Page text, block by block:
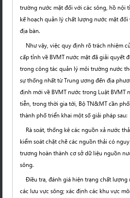
trường nước mặt đối với các sông, hồ nội
kế hoạch quản lý chất lượng nước mặt
địa bàn.
Như vậy, việc quy định rõ trách nhiệm
cấp tỉnh về BVMT nước mặt đã giải quyết
trong công tác quản lý môi trường nước
sự thống nhất từ Trung ương đến địa
định mới về BVMT nước trong Luật BVMT
tiễn, trong thời gia tới, Bộ TN&MT cần
thành phố triển khai một số giải pháp sau:
Rà soát, thống kê các nguồn xả nước
kiểm soát chặt chẽ các nguồn thải có
trương hoàn thành cơ sở dữ liệu nguồn
sông.
Điều tra, đánh giá hiện trạng chất lượng
các lưu vực sông; xác định các khu vực